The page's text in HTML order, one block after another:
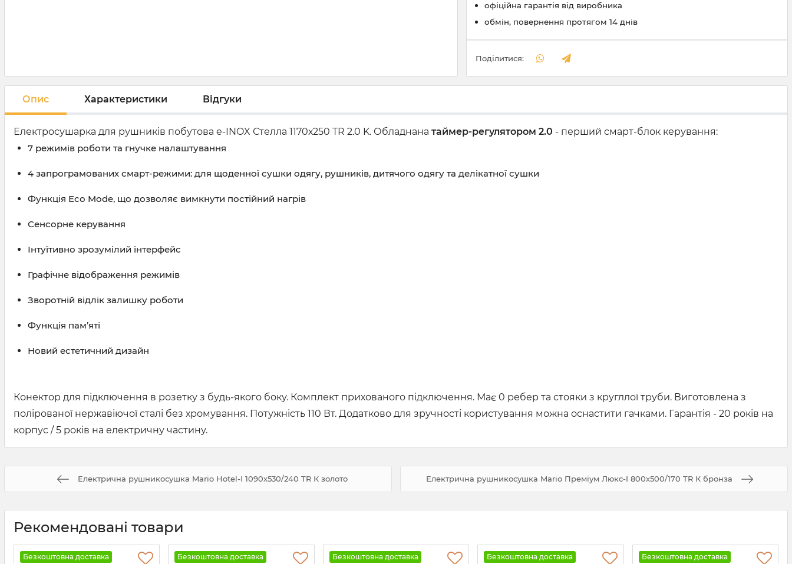
офіційна гарантія від виробника
обмін, повернення протягом 14 днів
Поділитися:
Опис Характеристики Відгуки
Електросушарка для рушників побутова e-INOX Стелла 1170х250 TR 2.0 K. Обладнана таймер-регулятором 2.0 - перший смарт-блок керування:
7 режимів роботи та гнучке налаштування
4 запрограмованих смарт-режими: для щоденної сушки одягу, рушників, дитячого одягу та делікатної сушки
Функція Eco Mode, що дозволяє вимкнути постійний нагрів
Сенсорне керування
Інтуїтивно зрозумілий інтерфейс
Графічне відображення режимів
Зворотній відлік залишку роботи
Функція пам’яті
Новий естетичний дизайн
Конектор для підключення в розетку з будь-якого боку. Комплект прихованого підключення. Має 0 ребер та стояки з кругллої труби. Виготовлена з
полірованої нержавіючої сталі без хромування. Потужність 110 Вт. Додатково для зручності користування можна оснастити гачками. Гарантія - 20 років на
корпус / 5 років на електричну частину.
Електрична рушникосушка Mario Hotel-І 1090х530/240 TR К золото Електрична рушникосушка Mario Преміум Люкс-I 800х500/170 TR К бронза
Рекомендовані товари
Безкоштовна доставка
Безкоштовна доставка Безкоштовна доставка Безкоштовна доставка
Безкоштовна доставка